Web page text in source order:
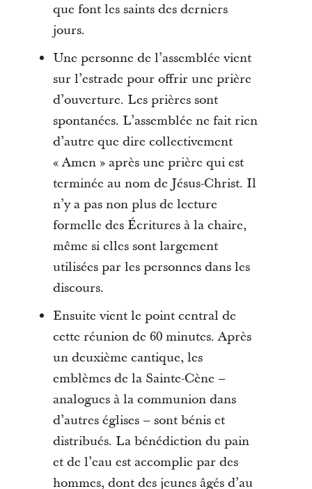
que font les saints des derniers
jours.
Une personne de l’assemblée vient
sur l’estrade pour offrir une prière
d’ouverture. Les prières sont
spontanées. L’assemblée ne fait rien
d’autre que dire collectivement
« Amen » après une prière qui est
terminée au nom de Jésus-Christ. Il
n’y a pas non plus de lecture
formelle des Écritures à la chaire,
même si elles sont largement
utilisées par les personnes dans les
discours.
Ensuite vient le point central de
cette réunion de 60 minutes. Après
un deuxième cantique, les
emblèmes de la Sainte-Cène –
analogues à la communion dans
d’autres églises – sont bénis et
distribués. La bénédiction du pain
et de l’eau est accomplie par des
hommes, dont des jeunes âgés d’au